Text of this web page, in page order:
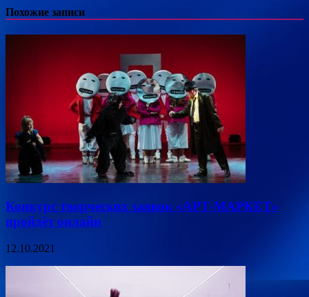
Похожие записи
Конкурс творческих заявок «АРТ-МАРКЕТ»
пройдёт онлайн
12.10.2021